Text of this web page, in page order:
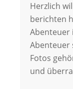
Herzlich
berichten
Abenteuer
Abenteuer
Fotos
und